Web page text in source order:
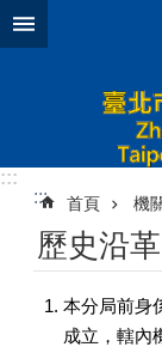
跳到主要內容區塊
:::
:::
首頁 機
歷史沿革
本分局前身
成立，轄內